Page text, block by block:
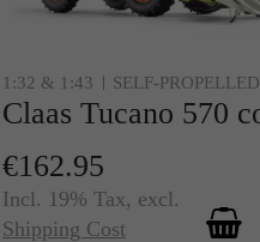
1:32 & 1:43 SELF-PROPELLED
€162.95
Incl. 19% Tax, excl.
Shipping Cost